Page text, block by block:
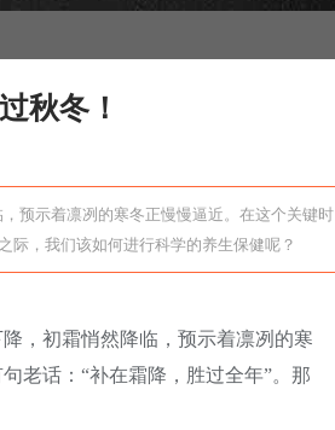
秋冬！
预示着凛冽的寒冬正慢慢逼近。在这个关键时
际，我们该如何进行科学的养生保健呢？
，初霜悄然降临，预示着凛冽的寒
老话：“补在霜降，胜过全年”。那